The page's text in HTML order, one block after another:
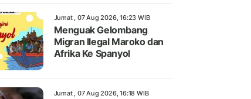
Jumat , 07 Aug 2026, 16:23 WIB
Menguak Gelombang
Migran Ilegal Maroko dan
Afrika Ke Spanyol
Jumat , 07 Aug 2026, 16:18 WIB